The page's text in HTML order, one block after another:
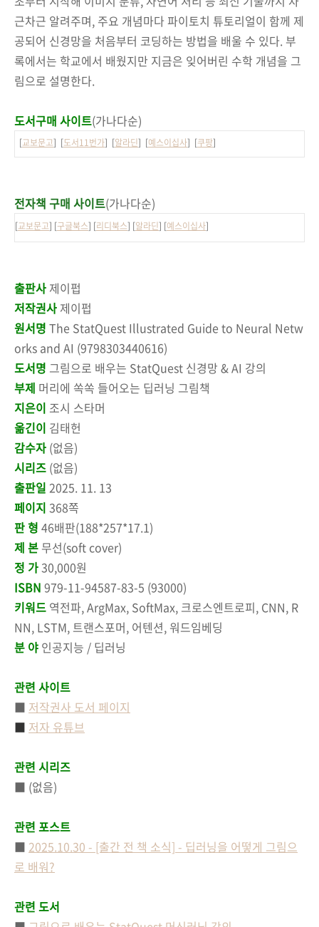
근차근 알려주며, 주요 개념마다 파이토치 튜토리얼이 함께 제
공되어 신경망을 처음부터 코딩하는 방법을 배울 수 있다. 부
록에서는 학교에서 배웠지만 지금은 잊어버린 수학 개념을 그
림으로 설명한다.
도서구매 사이트(가나다순)
[교보문고] [도서11번가] [알라딘] [예스이십사] [쿠팡]
전자책 구매 사이트(가나다순)
[교보문고] [구글북스] [리디북스] [알라딘] [예스이십사]
출판사 제이펍
저작권사 제이펍
원서명 The StatQuest Illustrated Guide to Neural Netw
orks and AI (9798303440616)
도서명 그림으로 배우는 StatQuest 신경망 & AI 강의
부제 머리에 쏙쏙 들어오는 딥러닝 그림책
지은이 조시 스타머
옮긴이 김태헌
감수자 (없음)
시리즈 (없음)
출판일 2025. 11. 13
페이지 368쪽
판 형 46배판(188*257*17.1)
제 본 무선(soft cover)
정 가30,000원
ISBN 979-11-94587-83-5 (93000)
키워드 역전파, ArgMax, SoftMax, 크로스엔트로피, CNN, R
NN, LSTM, 트랜스포머, 어텐션, 워드임베딩
분 야 인공지능 / 딥러닝
관련 사이트
■ 저작권사 도서 페이지
■ 저자 유튜브
관련 시리즈
■ (없음)
관련 포스트
■ 2025.10.30 - [출간 전 책 소식] - 딥러닝을 어떻게 그림으
로 배워?
관련 도서